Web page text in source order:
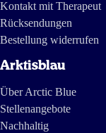
Kontakt mit Therapeut
Rücksendungen
Bestellung widerrufen
Arktisblau
Über Arctic Blue
Stellenangebote
Nachhaltig